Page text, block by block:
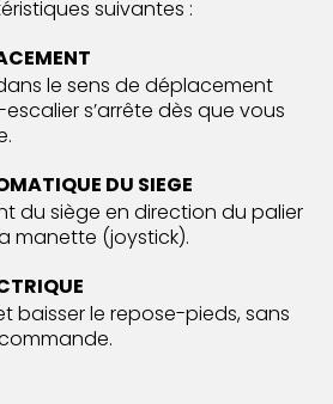
suivantes :
le sens de déplacement
s’arrête dès que vous
DU SIEGE
du siège en direction du palier
manette (joystick).
baisser le repose-pieds, sans